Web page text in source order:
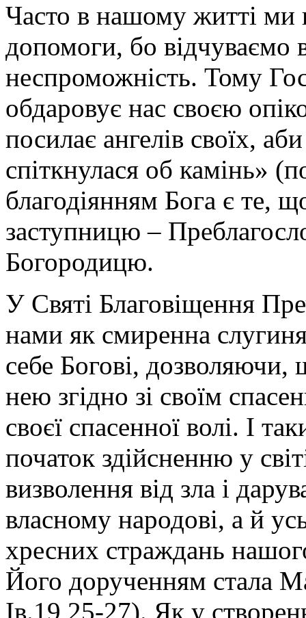
Часто в нашому житті ми
допомоги, бо відчуваємо
неспроможність. Тому
обдаровує нас своєю
посилає ангелів своїх,
спіткнулася об камінь»
благодіянням Бога є те,
заступницю –
Богородицю.
У Святі Благовіщення
нами як смиренна
себе Богові,
нею згідно зі своїм
своєї спасенної волі. І
початок здійсненню у
визволення від зла і
власному народові, а й
хресних страждань
Його дорученням стала
Ів.19,25-27). Як у